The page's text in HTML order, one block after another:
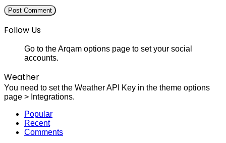
Follow Us
Go to the Arqam options page to set your social
accounts.
Weather
You need to set the Weather API Key in the theme options
page > Integrations.
Popular
Recent
Comments